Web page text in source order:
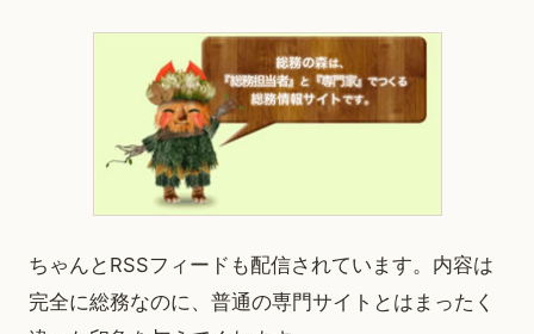
ちゃんとRSSフィードも配信されています。内容は
完全に総務なのに、普通の専門サイトとはまったく